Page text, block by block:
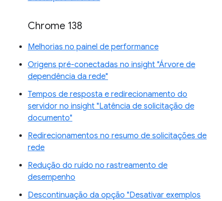
Chrome 138
Melhorias no painel de performance
Origens pré-conectadas no insight "Árvore de
dependência da rede"
Tempos de resposta e redirecionamento do
servidor no insight "Latência de solicitação de
documento"
Redirecionamentos no resumo de solicitações de
rede
Redução do ruído no rastreamento de
desempenho
Descontinuação da opção "Desativar exemplos